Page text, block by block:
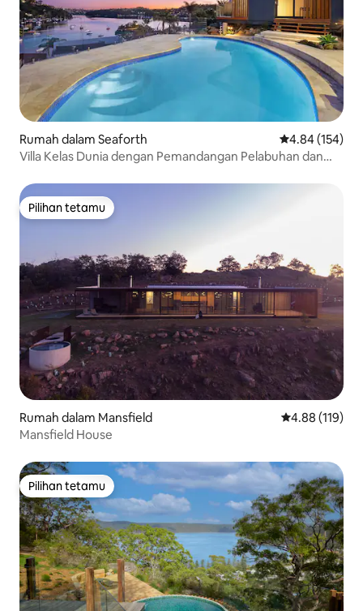
Rumah dalam Seaforth Penarafan
4.84 (154)
Villa Kelas Dunia dengan Pemandangan Pelabuhan dan
Pilihan tetamu
Pilihan tetamu
Rumah dalam Mansfield Penarafan
4.88 (119)
Mansfield House
Pilihan tetamu
Pilihan tetamu